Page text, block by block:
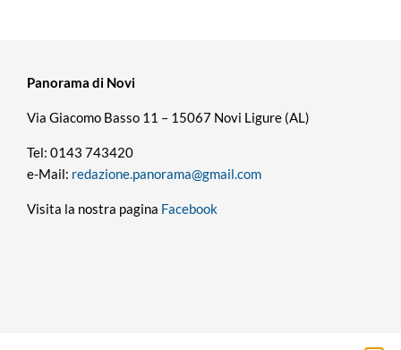
Panorama di Novi
Via Giacomo Basso 11 – 15067 Novi Ligure (AL)
Tel: 0143 743420
e-Mail: redazione.panorama@gmail.com
Visita la nostra pagina Facebook